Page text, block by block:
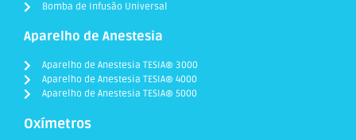
Bomba de Infusão Universal
Aparelho de Anestesia
Aparelho de Anestesia TESIA® 3000
Aparelho de Anestesia TESIA® 4000
Aparelho de Anestesia TESIA® 5000
Oxímetros